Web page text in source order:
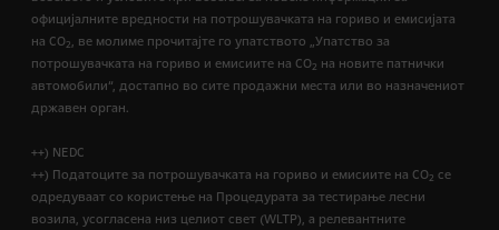
официјалните вредности на потрошувачката на гориво и емисијата
на CO2, ве молиме прочитајте го упатството „Упатство за
потрошувачката на гориво и емисиите на CO2 на новите патнички
автомобили“, достапно во сите продажни места или во назначениот
државен орган.
++) NEDC
++) Податоците за потрошувачката на гориво и емисиите на CO2 се
одредуваат со користење на Процедурата за тестирање лесни
возила, усогласена низ целиот свет (WLTP), а релевантните